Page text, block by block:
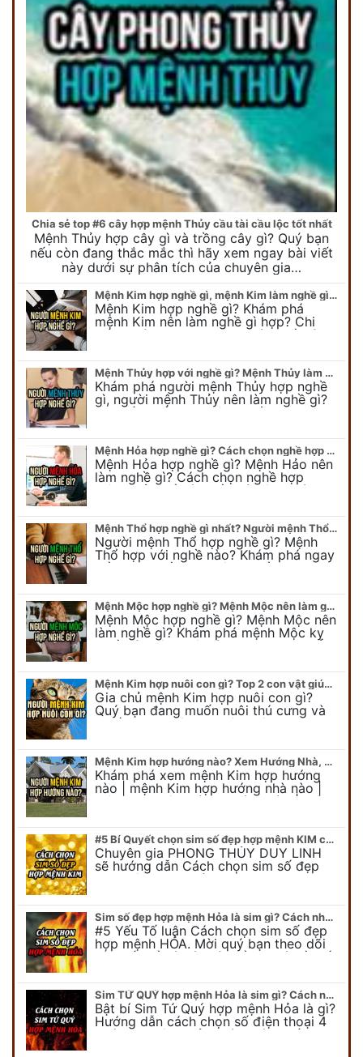
Chia sẻ top #6 cây hợp mệnh Thủy cầu tài cầu lộc tốt nhất
Mệnh Thủy hợp cây gì và trồng cây gì? Quý bạn
nếu còn đang thắc mắc thì hãy xem ngay bài viết
này dưới sự phân tích của chuyên gia…
Mệnh Kim hợp nghề gì, mệnh Kim làm nghề gì để #Phát Tài Lộc
Mệnh Kim hợp nghề gì? Khám phá
mệnh Kim nên làm nghề gì hợp? Chi
tiết người mang kim hợp với nghề gì sẽ
Mệnh Thủy hợp với nghề gì? Mệnh Thủy làm nghề gì để #Ăn nên làm ra
Khám phá người mệnh Thủy hợp nghề
gì, người mệnh Thủy nên làm nghề gì?
Chi tiết nghề hợp mệnh Thủy sẽ được
Mệnh Hỏa hợp nghề gì? Cách chọn nghề hợp mệnh Hỏa hút nhiều tài lộc
Mệnh Hỏa hợp nghề gì? Mệnh Hảo nên
làm nghề gì? Cách chọn nghề hợp
mệnh Hỏa để hút nhiều tài lộc. Giúp
Mệnh Thổ hợp nghề gì nhất? Người mệnh Thổ kỵ nghề gì?
Người mệnh Thổ hợp nghề gì? Mệnh
Thổ hợp với nghề nào? Khám phá ngay
để chọn nghề hợp mệnh Thổ. Cũng như
Mệnh Mộc hợp nghề gì? Mệnh Mộc nên làm gì? Mệnh Mộc kỵ nghề nào?
Mệnh Mộc hợp nghề gì? Mệnh Mộc nên
làm nghề gì? Khám phá mệnh Mộc kỵ
nghề gì không nên làm. Xem ngay để
Mệnh Kim hợp nuôi con gì? Top 2 con vật giúp gia chủ Phát tài phát lộc
Gia chủ mệnh Kim hợp nuôi con gì?
Quý bạn đang muốn nuôi thú cưng và
muốn chọn một con vật nuôi hợp
Duy…
Mệnh Kim hợp hướng nào? Xem Hướng Nhà, Phòng ngủ, Làm việc hợp mệnh Kim
Khám phá xem mệnh Kim hợp hướng
nào | mệnh Kim hợp hướng nhà nào |
mệnh Kim kê giường hướng nào | mệnh
#5 Bí Quyết chọn sim số đẹp hợp mệnh KIM chuẩn xác nhất
Chuyên gia PHONG THỦY DUY LINH
sẽ hướng dẫn Cách chọn sim số đẹp
hợp mệnh KIM. Mời quý bạn theo dõi
Sim số đẹp hợp mệnh Hỏa là sim gì? Cách nhận biết sim đẹp hợp mệnh Hỏa
#5 Yếu Tố luận Cách chọn sim số đẹp
hợp mệnh HỎA. Mời quý bạn theo dõi
bài viết để có cái nhìn tổng quát về số
Sim TỨ QUÝ hợp mệnh Hỏa là sim gì? Cách nhận biết sim tứ quý hợp mệnh Hỏa
Bật bí Sim Tứ Quý hợp mệnh Hỏa là gì?
Hướng dẫn cách chọn số điện thoại 4
quý hợp mệnh Hỏa chính xác nhất.